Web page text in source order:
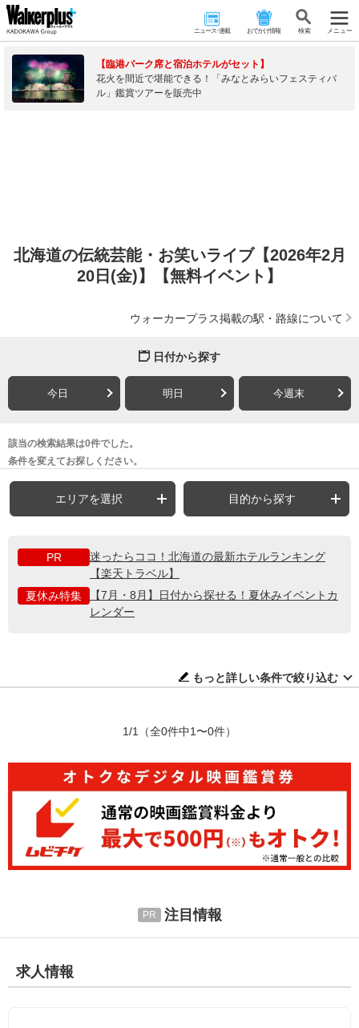
ニュース･連載 おでかけ情報 検 索 メニュー
【臨港パーク席と宿泊ホテルがセット】
花火を間近で堪能できる！「みなとみらいフェスティバ
ル」鑑賞ツアーを販売中
北海道の伝統芸能・お笑いライブ【2026年2月
20日(金)】【無料イベント】
ウォーカープラス掲載の駅・路線について
日付から探す
今日 明日 今週末
該当の検索結果は0件でした。
条件を変えてお探しください。
エリアを選択 目的から探す
PR
迷ったらココ！北海道の最新ホテルランキング
【楽天トラベル】
夏休み特集
【7月・8月】日付から探せる！夏休みイベントカ
レンダー
もっと詳しい条件で絞り込む
1/1 （全0件中1〜0件）
注目情報
求人情報